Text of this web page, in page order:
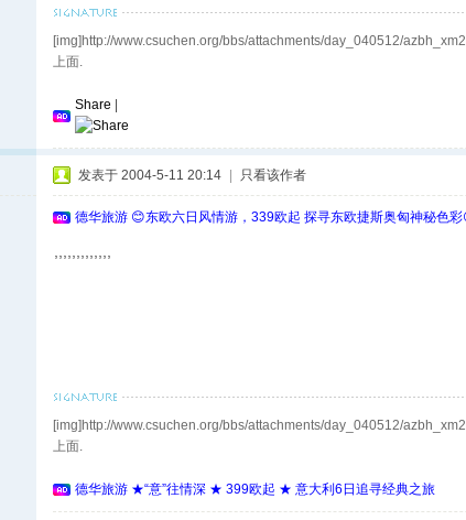
[img]http://www.csuchen.org/bbs/attachments/day_040512/
上面.
Share
发表于 2004-5-11 20:14 只看该作者
德华旅游 😊东欧六日风情游，339欧起 探寻东欧捷斯奥匈神秘色彩
[img]http://www.csuchen.org/bbs/attachments/day_040512/
上面.
德华旅游 ★“意”往情深 ★ 399欧起 ★ 意大利6日追寻经典之旅